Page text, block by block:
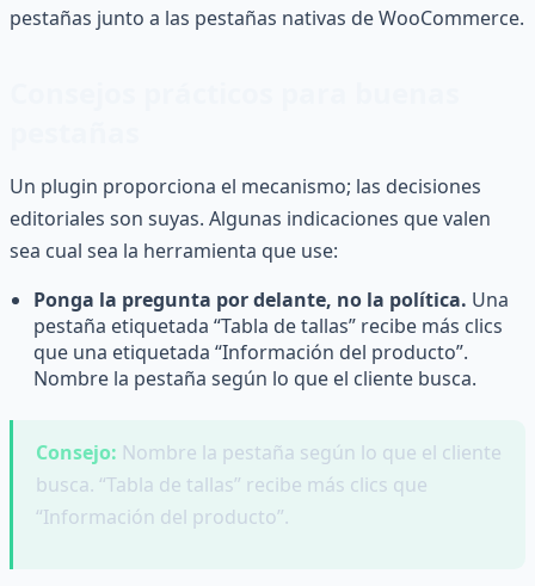
pestañas junto a las pestañas nativas de WooCommerce.
Un plugin proporciona el mecanismo; las decisiones
editoriales son suyas. Algunas indicaciones que valen
sea cual sea la herramienta que use:
Ponga la pregunta por delante, no la política. Una
pestaña etiquetada “Tabla de tallas” recibe más clics
que una etiquetada “Información del producto”.
Nombre la pestaña según lo que el cliente busca.
Consejo: Nombre la pestaña según lo que el cliente
busca. “Tabla de tallas” recibe más clics que
“Información del producto”.